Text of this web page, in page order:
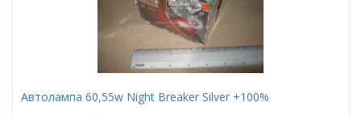
Автолампа 60,55w Night Breaker Silver +100%